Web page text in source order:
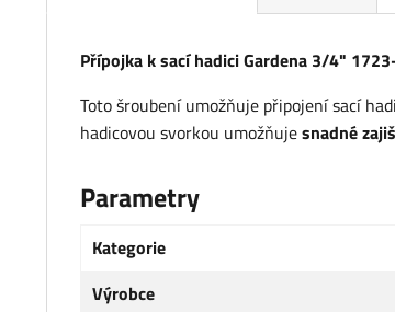
Přípojka k sací hadici Gardena 3/4"
Toto šroubení umožňuje připojení sací
hadicovou svorkou umožňujesnadné
Parametry
Kategorie
Výrobce